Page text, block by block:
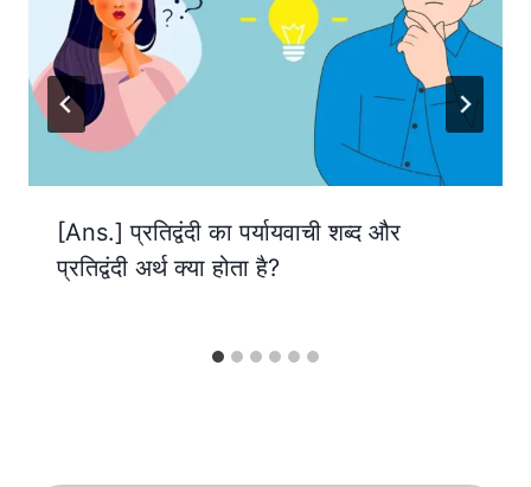
[Ans.] प्रतिद्वंदी का पर्यायवाची शब्द और
प्रतिद्वंदी अर्थ क्या होता है?